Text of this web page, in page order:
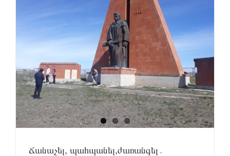
Ճանաչել, պահպանել,ժառանգել․